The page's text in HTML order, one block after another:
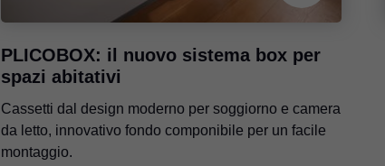
PLICOBOX: il nuovo sistema box per
spazi abitativi
Cassetti dal design moderno per soggiorno e camera
da letto, innovativo fondo componibile per un facile
montaggio.